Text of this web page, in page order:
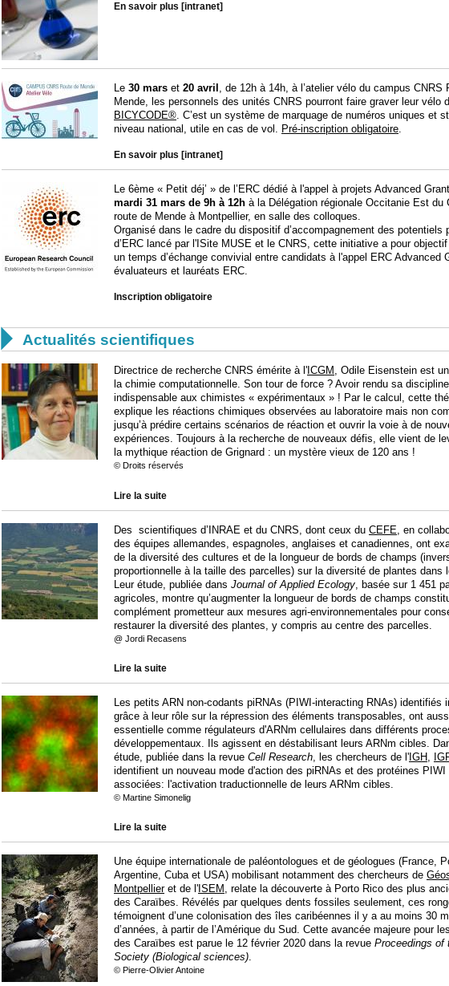
En savoir plus [intranet]
Le 30 mars et 20 avril , de 12h à 14h, à l’atelier vélo du campus CNRS
Mende, les personnels des unités CNRS pourront faire graver leur vélo
BICYCODE®. C’est un système de marquage de numéros uniques et
niveau national, utile en cas de vol. Pré-inscription obligatoire.
En savoir plus [intranet]
Le 6ème « Petit déj’ » de l’ERC dédié à l'appel à projets Advanced
mardi 31 mars de 9h à 12h à la Délégation régionale Occitanie Est du
route de Mende à Montpellier, en salle des colloques.
Organisé dans le cadre du dispositif d’accompagnement des potentiels
d’ERC lancé par l'ISite MUSE et le CNRS, cette initiative a pour
un temps d’échange convivial entre candidats à l'appel ERC Advanced
évaluateurs et lauréats ERC.
Inscription obligatoire
 Actualités scientifiques
Directrice de recherche CNRS émérite à l' ICGM , Odile Eisenstein est
la chimie computationnelle. Son tour de force ? Avoir rendu sa discipline
indispensable aux chimistes « expérimentaux » ! Par le calcul, cette
explique les réactions chimiques observées au laboratoire mais non
jusqu’à prédire certains scénarios de réaction et ouvrir la voie à de
expériences. Toujours à la recherche de nouveaux défis, elle vient de
la mythique réaction de Grignard : un mystère vieux de 120 ans !
© Droits réservés
Lire la suite
Des scientifiques d’INRAE et du CNRS, dont ceux du CEFE , en
des équipes allemandes, espagnoles, anglaises et canadiennes, ont
de la diversité des cultures et de la longueur de bords de champs
proportionnelle à la taille des parcelles) sur la diversité de plantes dans
Leur étude, publiée dans Journal of Applied Ecology , basée sur 1 451
agricoles, montre qu’augmenter la longueur de bords de champs
complément prometteur aux mesures agri-environnementales pour
restaurer la diversité des plantes, y compris au centre des parcelles.
@ Jordi Recasens
Lire la suite
Les petits ARN non-codants piRNAs (PIWI-interacting RNAs) identifiés
grâce à leur rôle sur la répression des éléments transposables, ont
essentielle comme régulateurs d'ARNm cellulaires dans différents
développementaux. Ils agissent en déstabilisant leurs ARNm cibles.
étude, publiée dans la revue Cell Research , les chercheurs de l' IGH
identifient un nouveau mode d'action des piRNAs et des protéines PIWI
associées: l'activation traductionnelle de leurs ARNm cibles.
© Martine Simonelig
Lire la suite
Une équipe internationale de paléontologues et de géologues (France,
Argentine, Cuba et USA) mobilisant notamment des chercheurs de
Montpellieret de l' ISEM , relate la découverte à Porto Rico des plus
des Caraïbes. Révélés par quelques dents fossiles seulement, ces
témoignent d’une colonisation des îles caribéennes il y a au moins 30
d’années, à partir de l’Amérique du Sud. Cette avancée majeure pour
des Caraïbes est parue le 12 février 2020 dans la revue Proceedings of
Society (Biological sciences).
© Pierre-Olivier Antoine